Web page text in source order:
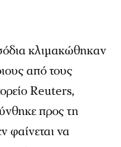
κλιμακώθηκαν
από τους
Reuters,
προς τη
φαίνεται να